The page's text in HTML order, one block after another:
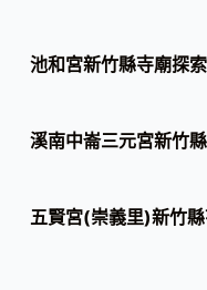
池和宮新竹縣寺廟探索
溪南中崙三元宮新竹
五賢宮(崇義里)新竹